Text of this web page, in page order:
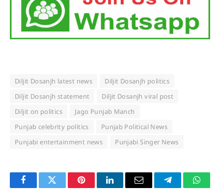
Diljit Dosanjh latest news
Diljit Dosanjh politics
Diljit Dosanjh statement
Diljit Dosanjh viral post
Diljit on politics
Jago Punjab Manch
Punjab celebrity politics
Punjab Political News
Punjabi entertainment news
Punjabi Singer News
FacebookTwitter PinterestLinkedInEmail Telegram